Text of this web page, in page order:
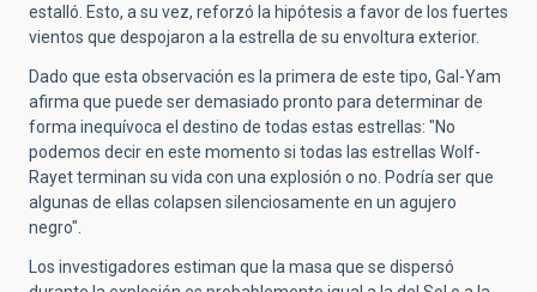
estalló. Esto, a su vez, reforzó la hipótesis a favor de los fuertes
vientos que despojaron a la estrella de su envoltura exterior.
Dado que esta observación es la primera de este tipo, Gal-Yam
afirma que puede ser demasiado pronto para determinar de
forma inequívoca el destino de todas estas estrellas: "No
podemos decir en este momento si todas las estrellas Wolf-
Rayet terminan su vida con una explosión o no. Podría ser que
algunas de ellas colapsen silenciosamente en un agujero
negro".
Los investigadores estiman que la masa que se dispersó